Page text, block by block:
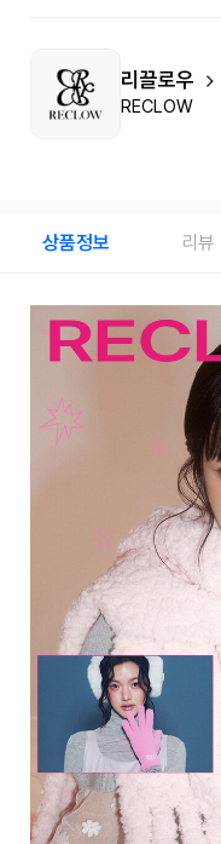
리끌로우
RECLOW
상품정보 리뷰